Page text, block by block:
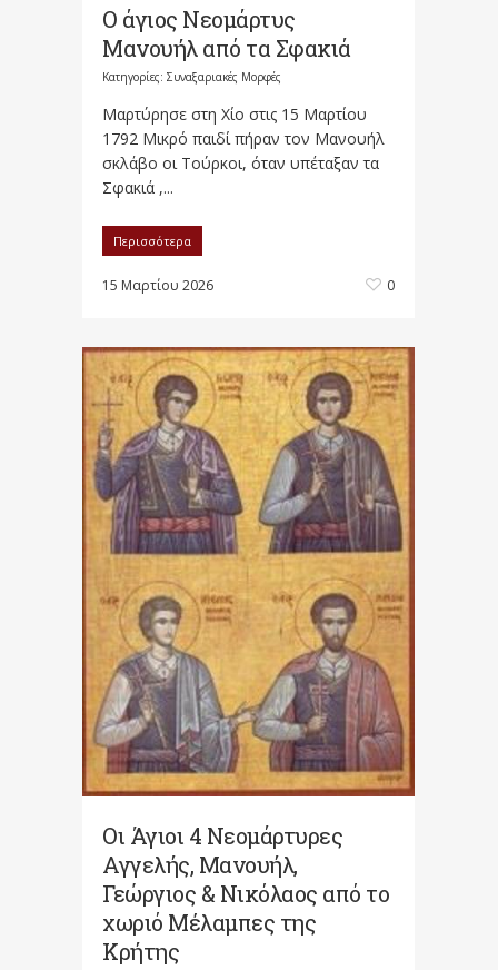
Ο άγιος Νεομάρτυς
Μανουήλ από τα Σφακιά
Κατηγορίες: Συναξαριακές Μορφές
Μαρτύρησε στη Χίο στις 15 Μαρτίου
1792 Μικρό παιδί πήραν τον Μανουήλ
σκλάβο οι Τούρκοι, όταν υπέταξαν τα
Σφακιά ,...
Περισσότερα
15 Μαρτίου 2026 0
Οι Άγιοι 4 Νεομάρτυρες
Αγγελής, Μανουήλ,
Γεώργιος & Νικόλαος από το
χωριό Μέλαμπες της
Κρήτης